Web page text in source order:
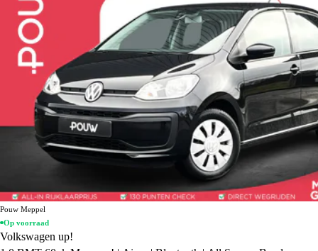
Pouw Meppel
Op voorraad
Volkswagen up!